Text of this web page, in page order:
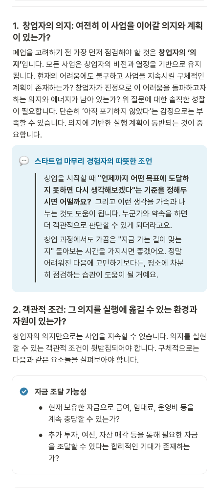
1.  창업자의 의지: 여전히 이 사업을 이어갈 의지와 계획
이 있는가?
폐업을 고려하기 전 가장 먼저 점검해야 할 것은 창업자의 ‘의
지’입니다. 모든 사업은 창업자의 비전과 열정을 기반으로 유지
됩니다. 현재의 어려움에도 불구하고 사업을 지속시킬 구체적인
계획이 존재하는가? 창업자가 진정으로 이 어려움을 돌파하고자
하는 의지와 에너지가 남아 있는가? 위 질문에 대한 솔직한 성찰
이 필요합니다. 단순히 ‘아직 포기하지 않았다’는 감정으로는 부
족할 수 있습니다. 의지에 기반한 실행 계획이 동반되는 것이 중
요합니다.
스타트업 마무리 경험자의 따뜻한 조언
창업을 시작할 때 "언제까지 어떤 목표에 도달하
지 못하면 다시 생각해보겠다"는 기준을 정해두
시면 어떨까요? 그리고 이런 생각을 가족과 나
누는 것도 도움이 됩니다. 누군가와 약속을 하면
더 객관적으로 판단할 수 있게 되더라고요.
창업 과정에서도 가끔은 "지금 가는 길이 맞는
지" 돌아보는 시간을 가지시면 좋겠어요. 정말
어려워진 다음에 고민하기보다는, 평소에 차분
히 점검하는 습관이 도움이 될 거예요.
2. 객관적 조건: 그 의지를 실행에 옮길 수 있는 환경과
자원이 있는가?
창업자의 의지만으로는 사업을 지속할 수 없습니다. 의지를 실현
할 수 있는 객관적 조건이 뒷받침되어야 합니다. 구체적으로는
다음과 같은 요소들을 살펴보아야 합니다.
자금 조달 가능성
•
현재 보유한 자금으로 급여, 임대료, 운영비 등을
계속 충당할 수 있는가?
•
추가 투자, 여신, 자산 매각 등을 통해 필요한 자금
을 조달할 수 있다는 합리적인 기대가 존재하는
가?